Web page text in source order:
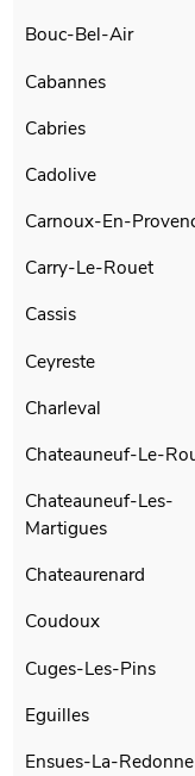
Bouc-Bel-Air
Cabannes
Cabries
Cadolive
Carnoux-En-
Carry-Le-Rouet
Cassis
Ceyreste
Charleval
Chateauneuf-Le-
Chateauneuf-Les-
Martigues
Chateaurenard
Coudoux
Cuges-Les-Pins
Eguilles
Ensues-La-Redonne